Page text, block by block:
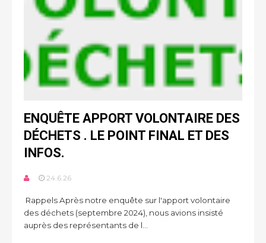
ENQUÊTE APPORT VOLONTAIRE DES
DÉCHETS . LE POINT FINAL ET DES
INFOS.
24.6.26
Rappels Après notre enquête sur l'apport volontaire
des déchets (septembre 2024), nous avions insisté
auprès des représentants de l...